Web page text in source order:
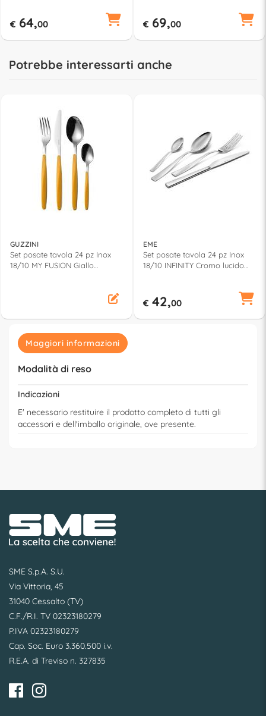
€ 64,00 € 69,00
Potrebbe interessarti anche
GUZZINI
Set posate tavola 24 pz Inox
18/10 MY FUSION Giallo
EME
Set posate tavola 24 pz Inox
18/10 INFINITY Cromo lucido
€ 42,00
Maggiori informazioni
Modalità di reso
Indicazioni
E' necessario restituire il prodotto completo di tutti gli
accessori e dell'imballo originale, ove presente.
SME S.p.A. S.U.
Via Vittoria, 45
31040 Cessalto (TV)
C.F./R.I. TV 02323180279
P.IVA 02323180279
Cap. Soc. Euro 3.360.500 i.v.
R.E.A. di Treviso n. 327835